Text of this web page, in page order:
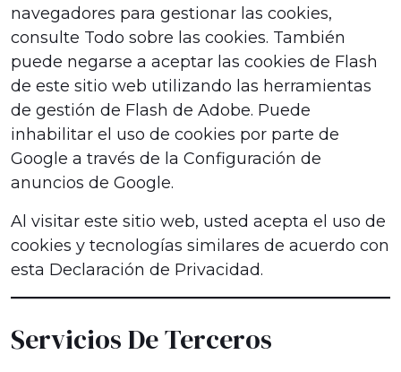
navegadores para gestionar las cookies,
consulte Todo sobre las cookies. También
puede negarse a aceptar las cookies de Flash
de este sitio web utilizando las herramientas
de gestión de Flash de Adobe. Puede
inhabilitar el uso de cookies por parte de
Google a través de la Configuración de
anuncios de Google.
Al visitar este sitio web, usted acepta el uso de
cookies y tecnologías similares de acuerdo con
esta Declaración de Privacidad.
Servicios De Terceros